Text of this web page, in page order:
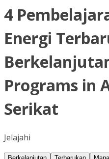
4
Energi
Programs in
Serikat
Jelajahi